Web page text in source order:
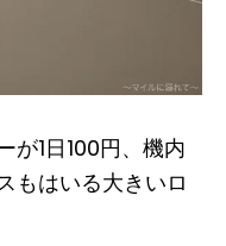
が1日100円、機内
もはいる大きいロ